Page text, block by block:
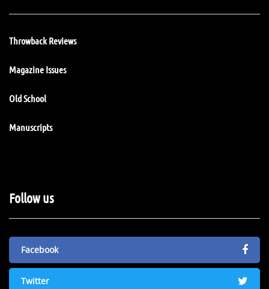
Throwback Reviews
Magazine Issues
Old School
Manuscripts
Follow us
Facebook
Twitter